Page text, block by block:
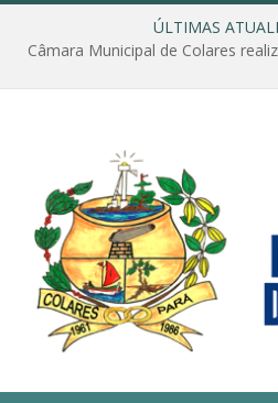
ÚLTIMAS